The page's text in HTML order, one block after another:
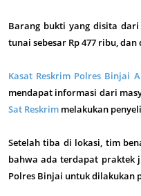
Barang bukti yang disita
tunai sebesar Rp 477 ribu,
Kasat Reskrim Polres Binjai
mendapat informasi dari
Sat Reskrim melakukan
Setelah tiba di lokasi, tim
bahwa ada terdapat praktek
Polres Binjai untuk dilakukan